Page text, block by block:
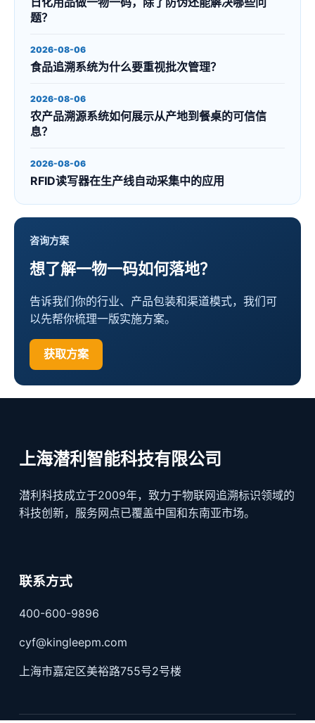
题？
2026-08-06
食品追溯系统为什么要重视批次管理？
2026-08-06
农产品溯源系统如何展示从产地到餐桌的可信信
息？
2026-08-06
RFID读写器在生产线自动采集中的应用
咨询方案
想了解一物一码如何落地？
告诉我们你的行业、产品包装和渠道模式，我们可
以先帮你梳理一版实施方案。
获取方案
上海潜利智能科技有限公司
潜利科技成立于2009年，致力于物联网追溯标识领域的
科技创新，服务网点已覆盖中国和东南亚市场。
联系方式
400-600-9896
cyf@kingleepm.com
上海市嘉定区美裕路755号2号楼